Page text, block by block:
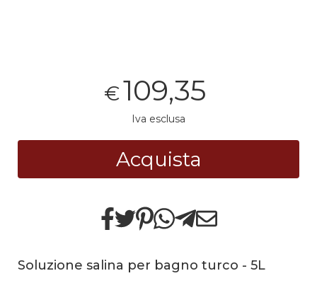
€109,35
Iva esclusa
Acquista
Soluzione salina per bagno turco - 5L